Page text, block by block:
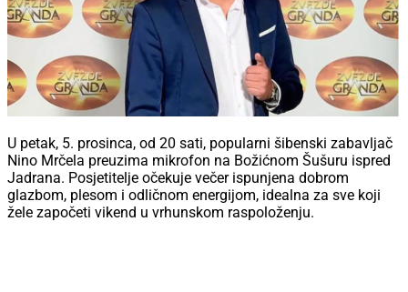
U petak, 5. prosinca, od 20 sati, popularni šibenski zabavljač
Nino Mrčela preuzima mikrofon na Božićnom Šušuru ispred
Jadrana. Posjetitelje očekuje večer ispunjena dobrom
glazbom, plesom i odličnom energijom, idealna za sve koji
žele započeti vikend u vrhunskom raspoloženju.